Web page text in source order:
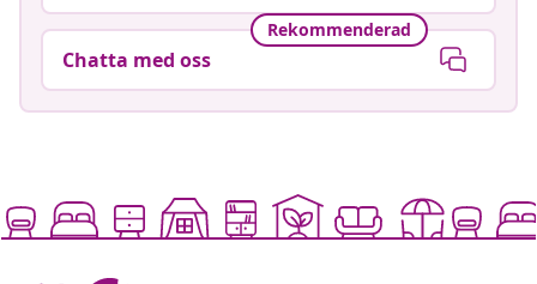
Rekommenderad
Chatta med oss